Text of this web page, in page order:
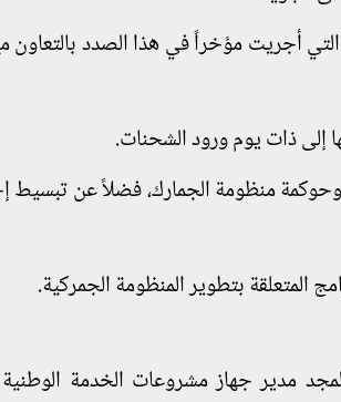
أجريت مؤخراً في هذا الصدد بالتعاون
منظومة الجمارك، فضلاً عن تبسيط
مدير جهاز مشروعات الخدمة